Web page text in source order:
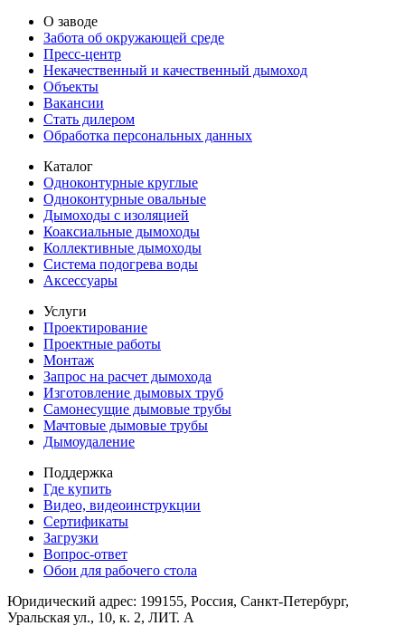
О заводе
Забота об окружающей среде
Пресс-центр
Некачественный и качественный дымоход
Объекты
Вакансии
Стать дилером
Обработка персональных данных
Каталог
Одноконтурные круглые
Одноконтурные овальные
Дымоходы с изоляцией
Коаксиальные дымоходы
Коллективные дымоходы
Система подогрева воды
Аксессуары
Услуги
Проектирование
Проектные работы
Монтаж
Запрос на расчет дымохода
Изготовление дымовых труб
Самонесущие дымовые трубы
Мачтовые дымовые трубы
Дымоудаление
Поддержка
Где купить
Видео, видеоинструкции
Сертификаты
Загрузки
Вопрос-ответ
Обои для рабочего стола
Юридический адрес: 199155, Россия, Санкт-Петербург,
Уральская ул., 10, к. 2, ЛИТ. А